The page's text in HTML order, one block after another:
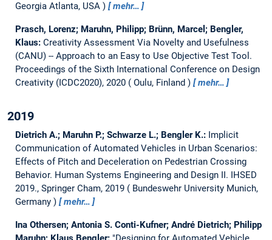
Georgia Atlanta, USA
mehr…
Prasch, Lorenz; Maruhn, Philipp; Brünn, Marcel; Bengler,
Klaus: Creativity Assessment Via Novelty and Usefulness
(CANU) -- Approach to an Easy to Use Objective Test Tool.
Proceedings of the Sixth International Conference on Design
Creativity (ICDC2020), 2020
Oulu, Finland mehr…
2019
Dietrich A.; Maruhn P.; Schwarze L.; Bengler K.: Implicit
Communication of Automated Vehicles in Urban Scenarios:
Effects of Pitch and Deceleration on Pedestrian Crossing
Behavior. Human Systems Engineering and Design II. IHSED
2019., Springer Cham, 2019
Bundeswehr University Munich,
Germany
mehr…
Ina Othersen; Antonia S. Conti-Kufner; André Dietrich; Philipp